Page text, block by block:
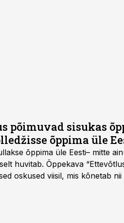
põimuvad sisukas
õppima üle
õppima üle Eesti– mitte
huvitab. Õppekava
oskused viisil, mis kõnetab